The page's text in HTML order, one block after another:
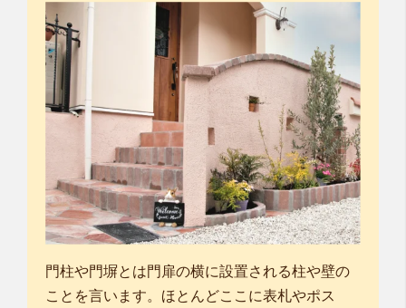
門柱や門塀とは門扉の横に設置される柱や壁の
ことを言います。ほとんどここに表札やポス